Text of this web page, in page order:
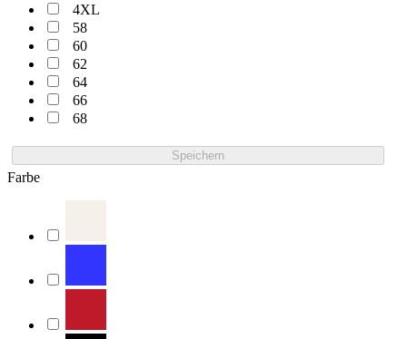
4XL
58
60
62
64
66
68
Speichern
Farbe